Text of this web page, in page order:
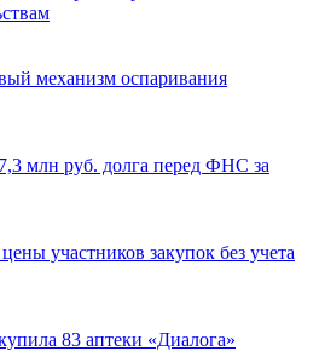
механизм оспаривания
млн руб. долга перед ФНС за
участников закупок без учета
83 аптеки «Диалога»